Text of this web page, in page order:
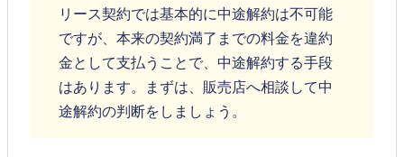
リース契約では基本的に中途解約は不可能
ですが、本来の契約満了までの料金を違約
金として支払うことで、中途解約する手段
はあります。まずは、販売店へ相談して中
途解約の判断をしましょう。